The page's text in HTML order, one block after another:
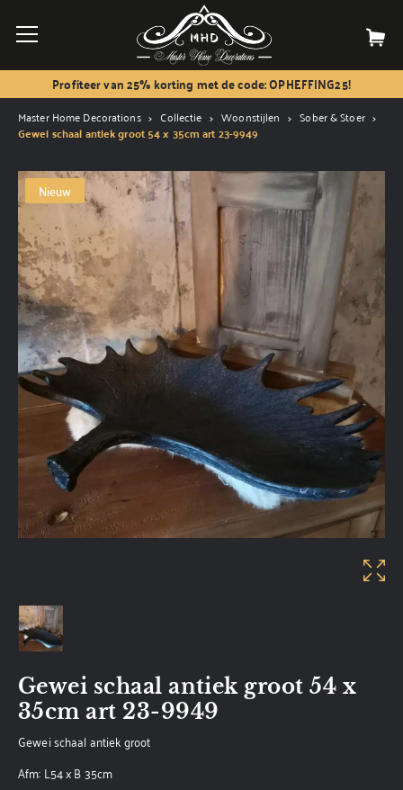
Profiteer van 25% korting met de code: OPHEFFING25!
Master Home Decorations Collectie Woonstijlen Sober & Stoer
Gewei schaal antiek groot 54 x 35cm art 23-9949
Nieuw
Gewei schaal antiek groot 54 x
35cm art 23-9949
Gewei schaal antiek groot
Afm: L54 x B 35cm